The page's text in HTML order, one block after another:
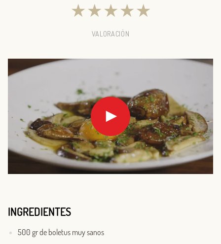
★★★★★
VALORACIÓN
INGREDIENTES
500 gr de boletus muy sanos